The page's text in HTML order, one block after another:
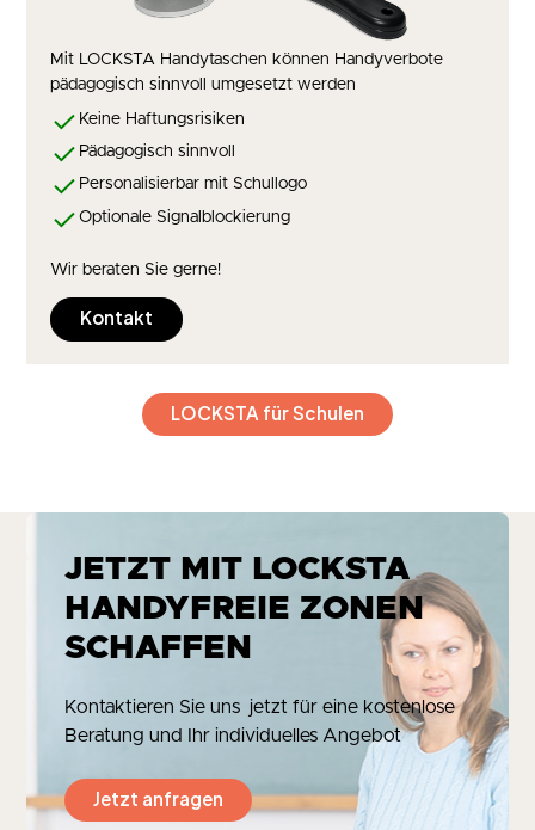
Mit LOCKSTA Handytaschen können Handyverbote
pädagogisch sinnvoll umgesetzt werden
Keine Haftungsrisiken
Pädagogisch sinnvoll
Personalisierbar mit Schullogo
Optionale Signalblockierung
Wir beraten Sie gerne!
Kontakt
LOCKSTA für Schulen
JETZT MIT LOCKSTA
HANDYFREIE ZONEN
SCHAFFEN
Kontaktieren Sie uns jetzt für eine kostenlose
Beratung und Ihr individuelles Angebot
Jetzt anfragen